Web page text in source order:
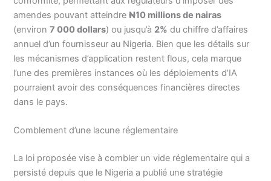
amendes pouvant atteindre₦10 millions de nairas
(environ7 000 dollars) ou jusqu’à 2% du chiffre d’affaires
annuel d’un fournisseur au Nigeria. Bien que les détails sur
les mécanismes d’application restent flous, cela marque
l’une des premières instances où les déploiements d’IA
pourraient avoir des conséquences financières directes
dans le pays.
Comblement d’une lacune réglementaire
La loi proposée vise à combler un vide réglementaire qui a
persisté depuis que le Nigeria a publié une stratégie